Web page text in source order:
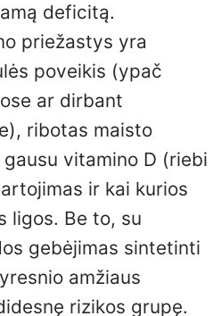
deficitą.
priežastys yra
poveikis (ypač
ar dirbant
ribotas maisto
vitamino D (riebi
ir kai kurios
ligos. Be to, su
gebėjimas sintetinti
amžiaus
rizikos grupę.